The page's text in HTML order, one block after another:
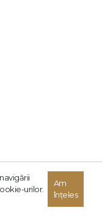
urilor.
Am
înțeles